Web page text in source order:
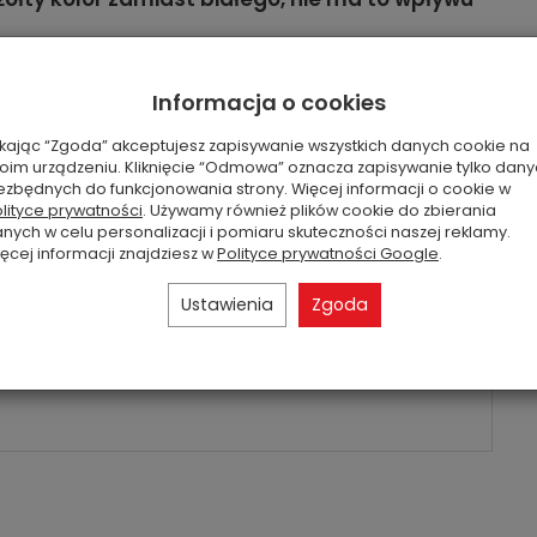
fasola waniliowa, grejpfrut, igły jodły, nuty
pomelo, sosna, świerk
Informacja o cookies
“Zgoda” akceptujesz zapisywanie wszystkich danych cookie na
urządzeniu. Kliknięcie “Odmowa” oznacza zapisywanie tylko
do funkcjonowania strony. Więcej informacji o cookie w
prywatności. Używamy również plików cookie do zbierania
w celu personalizacji i pomiaru skuteczności naszej reklamy.
informacji znajdziesz wPolityce prywatności Google.
Ustawienia Zgoda